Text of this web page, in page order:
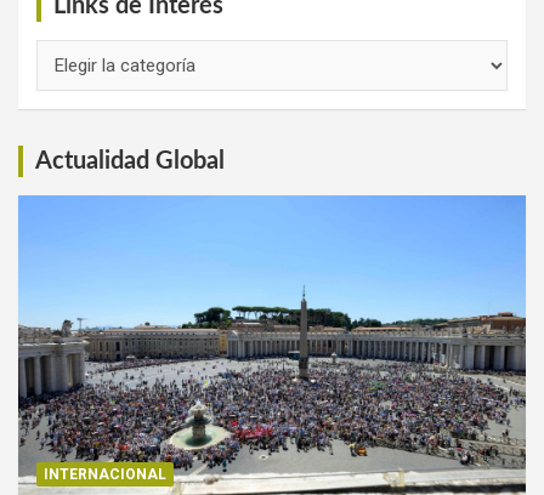
Links de Interés
Actualidad Global
INTERNACIONAL